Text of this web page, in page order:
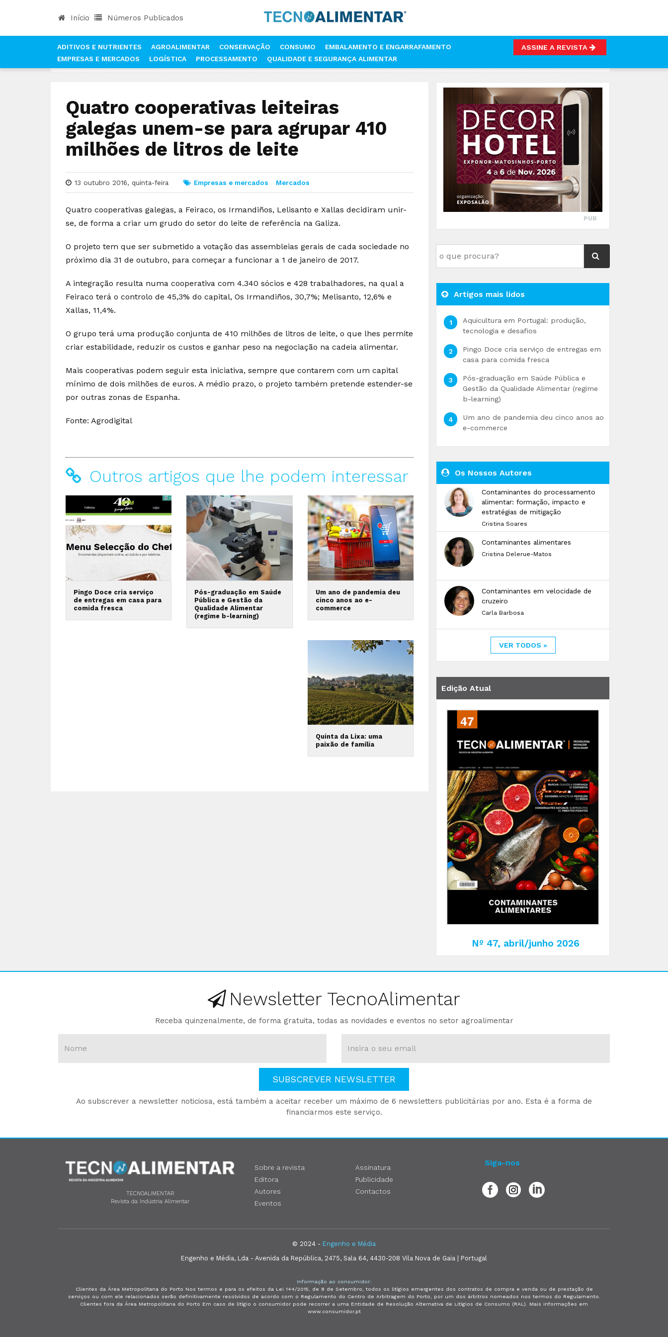
Início Números Publicados
ADITIVOS E NUTRIENTES AGROALIMENTAR CONSERVAÇÃO CONSUMO
EMBALAMENTO E ENGARRAFAMENTO
EMPRESAS E MERCADOS
LOGÍSTICA PROCESSAMENTO QUALIDADE E SEGURANÇA ALIMENTAR
ASSINE A REVISTA
QUATRO COOPERATIVAS LEITEIRAS GALEGAS UNEM-SE PARA AGRUPAR 410 MILHÕES DE LITROS DE LEITE
Quatro cooperativas leiteiras
galegas unem-se para agrupar 410
milhões de litros de leite
13 outubro 2016, quinta-feira Empresas e mercados Mercados
Quatro cooperativas galegas, a Feiraco, os Irmandiños, Lelisanto e Xallas decidiram unir-
se, de forma a criar um grudo do setor do leite de referência na Galiza.
O projeto tem que ser submetido a votação das assembleias gerais de cada sociedade no
próximo dia 31 de outubro, para começar a funcionar a 1 de janeiro de 2017.
A integração resulta numa cooperativa com 4.340 sócios e 428 trabalhadores, na qual a
Feiraco terá o controlo de 45,3% do capital, Os Irmandiños, 30,7%; Melisanto, 12,6% e
Xallas, 11,4%.
O grupo terá uma produção conjunta de 410 milhões de litros de leite, o que lhes permite
criar estabilidade, reduzir os custos e ganhar peso na negociação na cadeia alimentar.
Mais cooperativas podem seguir esta iniciativa, sempre que contarem com um capital
mínimo de dois milhões de euros. A médio prazo, o projeto também pretende estender-se
por outras zonas de Espanha.
Fonte: Agrodigital
Outros artigos que lhe podem interessar
Pingo Doce cria serviço
de entregas em casa para
comida fresca
Pós-graduação em Saúde
Pública e Gestão da
Qualidade Alimentar
(regime b-learning)
Um ano de pandemia deu
cinco anos ao e-
commerce
Quinta da Lixa: uma
paixão de família
PUB
Artigos mais lidos
Aquicultura em Portugal: produção,
tecnologia e desafios
Pingo Doce cria serviço de entregas em
casa para comida fresca
Pós-graduação em Saúde Pública e
Gestão da Qualidade Alimentar (regime
b-learning)
Um ano de pandemia deu cinco anos ao
e-commerce
Os Nossos Autores
Contaminantes do processamento
alimentar: formação, impacto e
estratégias de mitigação
Cristina Soares
Contaminantes alimentares
Cristina Delerue-Matos
Contaminantes em velocidade de
cruzeiro
Carla Barbosa
VER TODOS »
Edição Atual
Nº 47, abril/junho 2026
Newsletter TecnoAlimentar
Receba quinzenalmente, de forma gratuita, todas as novidades e eventos no setor agroalimentar
SUBSCREVER NEWSLETTER
Ao subscrever a newsletter noticiosa, está também a aceitar receber um máximo de 6 newsletters publicitárias por ano. Esta é a forma de
financiarmos este serviço.
TECNOALIMENTAR
Revista da Indústria Alimentar
Sobre a revista
Editora
Autores
Eventos
Assinatura
Publicidade
Contactos
Siga-nos
© 2024 - Engenho e Média
Engenho e Média, Lda - Avenida da República, 2475, Sala 64, 4430-208 Vila Nova de Gaia | Portugal
Informação ao consumidor:
Clientes da Área Metropolitana do Porto Nos termos e para os efeitos da Lei 144/2015, de 8 de Setembro, todos os litígios emergentes dos contratos de compra e venda ou de prestação de
serviços ou com ele relacionados serão definitivamente resolvidos de acordo com o Regulamento do Centro de Arbitragem do Porto, por um dos árbitros nomeados nos termos do Regulamento.
Clientes fora da Área Metropolitana do Porto Em caso de litígio o consumidor pode recorrer a uma Entidade de Resolução Alternativa de Litígios de Consumo (RAL). Mais informações em
www.consumidor.pt